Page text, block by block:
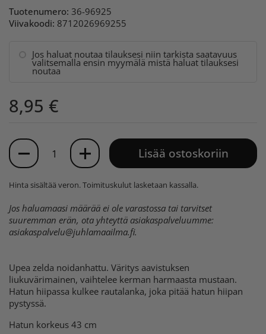
Tuotenumero: 36-96925
Viivakoodi: 8712026969255
Jos haluat noutaa tilauksesi niin tarkista saatavuus
valitsemalla ensin myymälä mistä haluat tilauksesi
noutaa
8,95 €
Määrä
Lisää ostoskoriin
Hinta sisältää veron.Toimituskulut lasketaan kassalla.
Jos haluamaasi määrää ei ole varastossa tai tarvitset
suuremman erän, ota yhteyttä asiakaspalveluumme:
asiakaspalvelu@juhlamaailma.fi.
Upea zelda noidanhattu. Väritys aavistuksen
liukuvärimainen, vaihtelee kerman harmaasta mustaan.
Hatun hiipassa kulkee rautalanka, joka pitää hatun hiipan
pystyssä.
Hatun korkeus 43 cm